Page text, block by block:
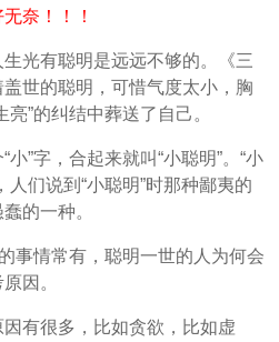
奈！！！
生光有聪明是远远不够的。《三
世的聪明，可惜气度太小，胸
”的纠结中葬送了自己。
”字，合起来就叫“小聪明”。“小
们说到“小聪明”时那种鄙夷的
的一种。
事情常有，聪明一世的人为何会
因。
有很多，比如贪欲，比如虚